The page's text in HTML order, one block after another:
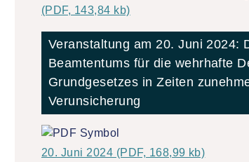
(PDF, 143,84 kb)
Veranstaltung am 20. Juni 2024:
Beamtentums für die wehrhafte
Grundgesetzes in Zeiten
Verunsicherung
20. Juni 2024 (PDF, 168,99 kb)